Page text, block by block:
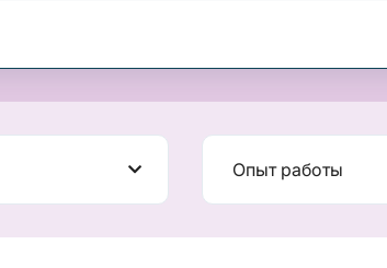
Опыт работы